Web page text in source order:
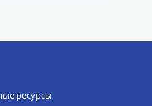
ресурсы